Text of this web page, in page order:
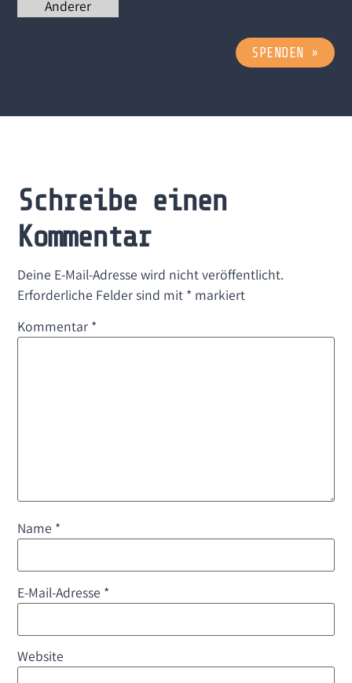
Anderer
SPENDEN »
Schreibe einen
Kommentar
Deine E-Mail-Adresse wird nicht veröffentlicht.
Erforderliche Felder sind mit * markiert
Kommentar *
Name *
E-Mail-Adresse *
Website